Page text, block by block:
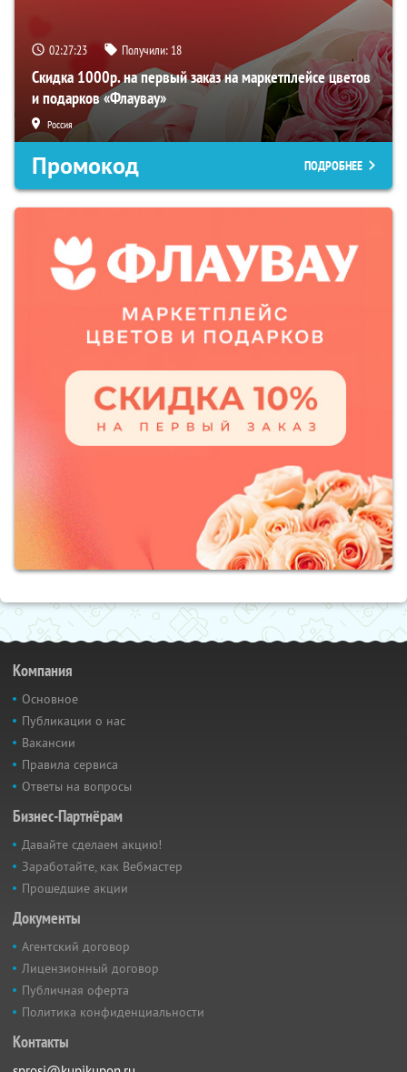
02:27:21 Получили: 18
Скидка 1000р. на первый заказ на маркетплейсе цветов
и подарков «Флаувау»
Россия
Промокод ПОДРОБНЕЕ
Компания
Основное
Публикации о нас
Вакансии
Правила сервиса
Ответы на вопросы
Бизнес-Партнёрам
Давайте сделаем акцию!
Заработайте, как Вебмастер
Прошедшие акции
Документы
Агентский договор
Лицензионный договор
Публичная оферта
Политика конфиденциальности
Контакты